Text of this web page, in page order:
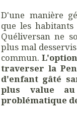
D'une manière
que les
Quéliversan ne
plus mal
commun.
traverser la
d'enfant gâté
plus value
problématique